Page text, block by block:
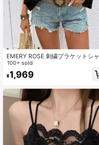
EMERY ROSE 刺繍プラケットシャ
ツ、カジュアルシャツ
100+ sold
¥1,969